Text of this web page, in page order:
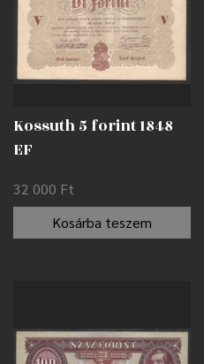
Kossuth 5 forint 1848
EF
32 000 Ft
Kosárba teszem